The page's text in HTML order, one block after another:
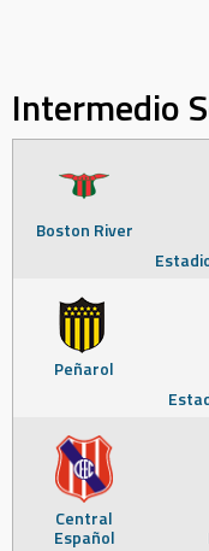
Intermedio
Boston River
Peñarol
Central
Español